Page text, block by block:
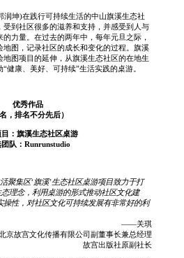
润坤)在践行可持续生活的中山旗溪生态社
到社区很多的滋养和支持，并感受到人与
力量。在过去的两年中，每年元旦之际，
图，记录社区的成长和变化的过程。旗溪
图项目的延伸，从旗溪生态社区的在地生
健康、美好、可持续”生活实践的桌游。
优秀作品
名，排名不分先后）
：旗溪生态社区桌游
队：Runrunstudio
聚集区‘旗溪’生态社区桌游项目致力于打
态理念，利用桌游的形式推动社区文化建
操性，对社区文化可持续发展有非常好的利
——关琪
京故宫文化传播有限公司副董事长兼总经理
故宫出版社原副社长